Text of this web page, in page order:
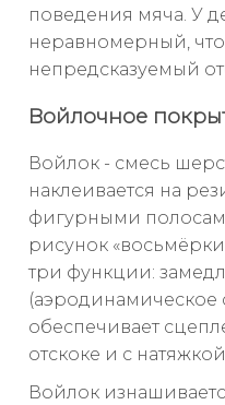
поведения мяча. У
неравномерный,
непредсказуемый
Войлочное
Войлок - смесь
наклеивается на
фигурными
рисунок
три функции:
(аэродинамическое
обеспечивает
отскоке и с
Войлок